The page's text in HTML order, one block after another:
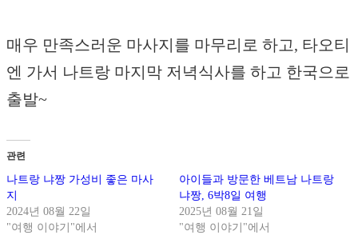
매우 만족스러운 마사지를 마무리로 하고, 타오티
엔 가서 나트랑 마지막 저녁식사를 하고 한국으로
출발~
관련
나트랑 냐짱 가성비 좋은 마사
지
2024년 08월 22일
"여행 이야기"에서
아이들과 방문한 베트남 나트랑
냐짱, 6박8일 여행
2025년 08월 21일
"여행 이야기"에서